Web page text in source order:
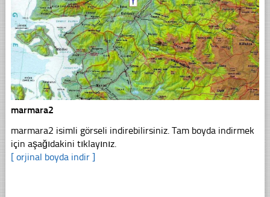
marmara2
marmara2 isimli görseli indirebilirsiniz. Tam boyda indirmek
için aşağıdakini tıklayınız.
[ orjinal boyda indir ]